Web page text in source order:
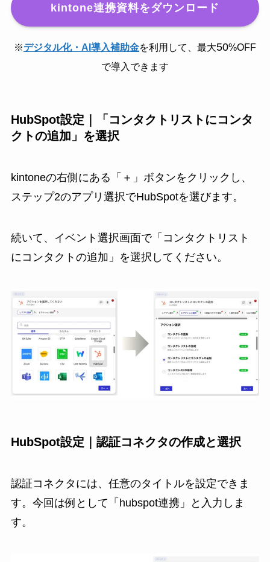
kintone連携資料をダウンロード
※デジタル化・AI導入補助金を利用して、最大50%OFF
で導入できます
HubSpot設定｜「コンタクトリストにコンタ
クトの追加」を選択
kintoneの右側にある「＋」ボタンをクリックし、
ステップ2のアプリ選択でHubSpotを選びます。
続いて、イベント選択画面で「コンタクトリスト
にコンタクトの追加」を選択してください。
HubSpot設定｜認証コネクタの作成と選択
認証コネクタには、任意のタイトルを設定できま
す。今回は例として「hubspot連携」と入力しま
す。